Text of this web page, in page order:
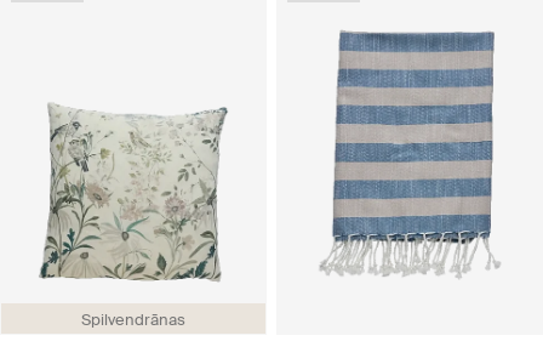
Spilvendrānas